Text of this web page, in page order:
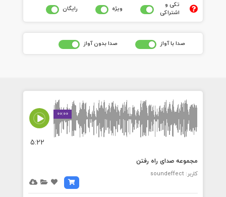
تکی و
اشتراکی
ويژه رايگان
صدا با آواز صدا بدون آواز
00:00
5:22
مجموعه صدای راه رفتن
کاربر: soundeffect